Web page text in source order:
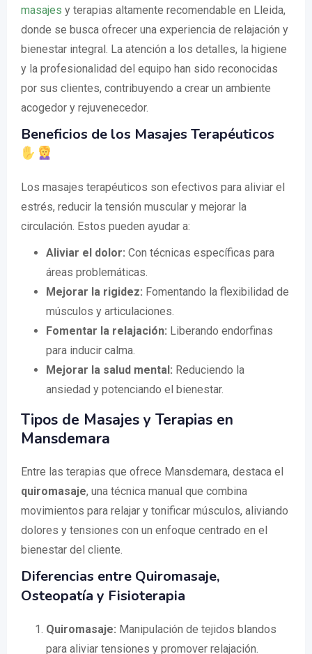
masajes y terapias altamente recomendable en Lleida,
donde se busca ofrecer una experiencia de relajación y
bienestar integral. La atención a los detalles, la higiene
y la profesionalidad del equipo han sido reconocidas
por sus clientes, contribuyendo a crear un ambiente
acogedor y rejuvenecedor.
Beneficios de los Masajes Terapéuticos
Los masajes terapéuticos son efectivos para aliviar el
estrés, reducir la tensión muscular y mejorar la
circulación. Estos pueden ayudar a:
Aliviar el dolor: Con técnicas específicas para
áreas problemáticas.
Mejorar la rigidez: Fomentando la flexibilidad de
músculos y articulaciones.
Fomentar la relajación: Liberando endorfinas
para inducir calma.
Mejorar la salud mental: Reduciendo la
ansiedad y potenciando el bienestar.
Tipos de Masajes y Terapias en
Mansdemara
Entre las terapias que ofrece Mansdemara, destaca el
quiromasaje, una técnica manual que combina
movimientos para relajar y tonificar músculos, aliviando
dolores y tensiones con un enfoque centrado en el
bienestar del cliente.
Diferencias entre Quiromasaje,
Osteopatía y Fisioterapia
Quiromasaje: Manipulación de tejidos blandos
para aliviar tensiones y promover relajación.